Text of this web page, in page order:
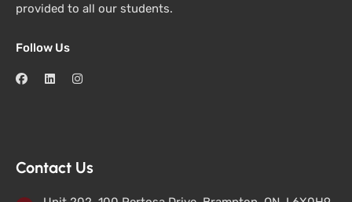
provided to all our students.
Follow Us
Contact Us